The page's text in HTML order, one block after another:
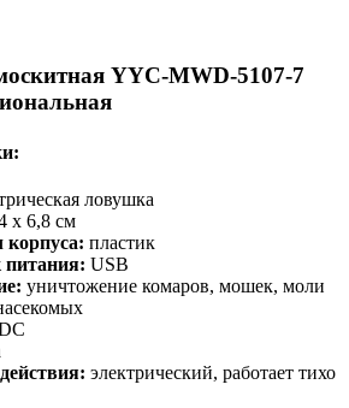
YYC-MWD-5107-7
ловушка
х 6,8 см
пластик
питания: USB
уничтожение комаров, мошек, моли
электрический, работает тихо